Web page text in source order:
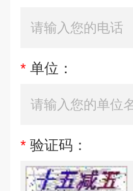
* 单位：
* 验证码：